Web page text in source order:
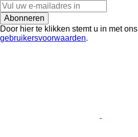
Abonneren
Door hier te klikken stemt u in met ons
gebruikersvoorwaarden.